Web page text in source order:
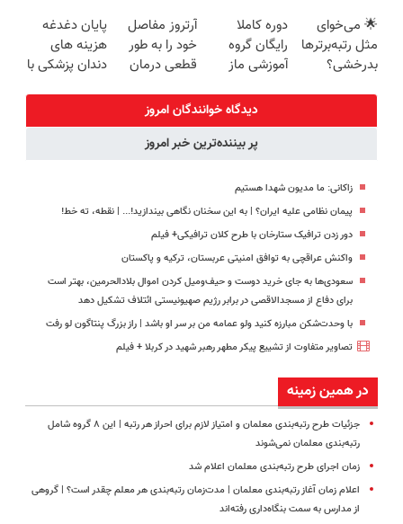
🔥 پرداخت
درب منزل
شو!
انسانی)
🌟 می‌خوای
مثل رتبه‌برترها
بدرخشی؟
رو شروع ک
دوره کاملا
رایگان گروه
آموزشی ماز
ثبت نام کن)
آرتروز مفاصل
خود را به طور
قطعی درمان
◗پرسش‌نامه◖
پایان دغدغه
هزینه های
دندان پزشکی با
دیدگاه خوانندگان امروز
پر بیننده‌ترین خبر امروز
زاکانی: ما مدیون شهدا هستیم
پیمان نظامی علیه ایران؟ | به این سخنان نگاهی بیندازید!‌... | نقطه، ته خط!
دور زدن ترافیک ستارخان با طرح کلان ترافیکی+ فیلم
واکنش عراقچی به توافق امنیتی عربستان، ترکیه و پاکستان
سعودی‌ها به جای خرید دوست و حیف‌ومیل کردن اموال بلادالحرمین، بهتر است
برای دفاع از مسجدالاقصی در برابر رژیم صهیونیستی ائتلاف تشکیل دهد
با وحدت‌شکن مبارزه کنید ولو عمامه من بر سر او باشد | راز بزرگ پنتاگون لو رفت
تصاویر متفاوت از تشییع پیکر مطهر رهبر شهید در کربلا + فیلم
در همین زمینه
جزئیات طرح رتبه‌بندی معلمان و امتیاز لازم برای احراز هر رتبه | این ۸ گروه شامل
رتبه‌بندی معلمان نمی‌شوند
زمان اجرای طرح رتبه‌بندی معلمان اعلام شد
اعلام زمان آغاز رتبه‌بندی معلمان | مدت‌زمان رتبه‌بندی هر معلم چقدر است؟ | گروهی
از مدارس به سمت بنگاه‌داری رفته‌اند